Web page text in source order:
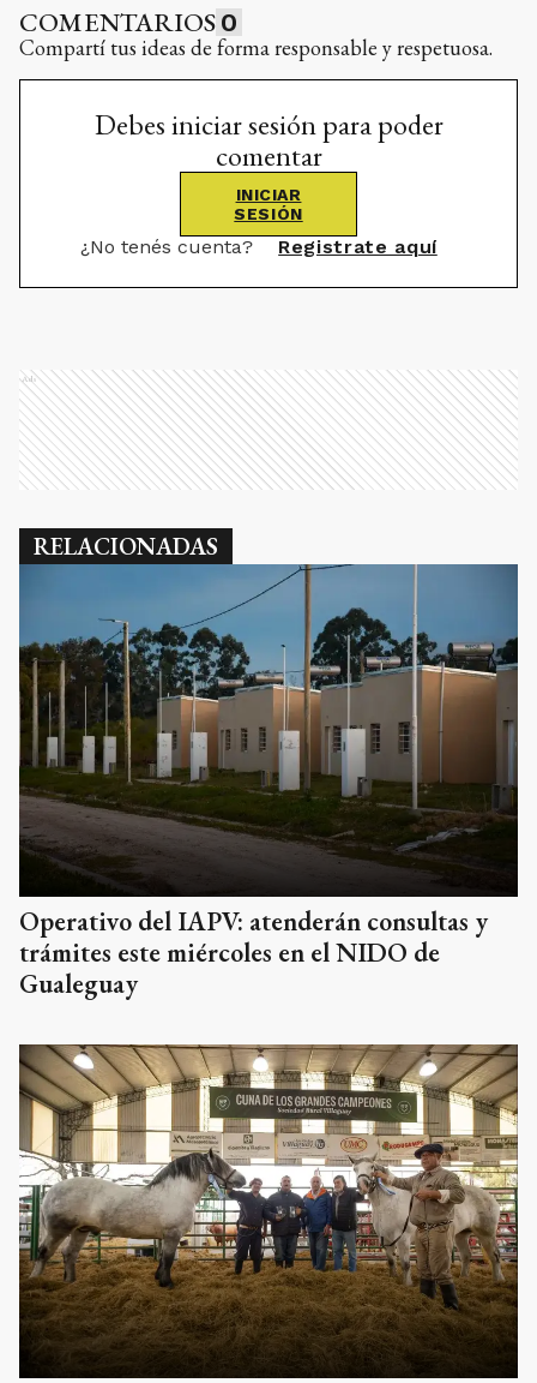
COMENTARIOS 0
Compartí tus ideas de forma responsable y respetuosa.
Debes iniciar sesión para poder
comentar
INICIAR
SESIÓN
¿No tenés cuenta? Registrate aquí
Ads
RELACIONADAS
Operativo del IAPV: atenderán consultas y
trámites este miércoles en el NIDO de
Gualeguay